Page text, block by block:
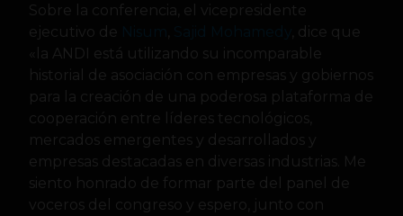
Sobre la conferencia, el vicepresidente
ejecutivo de
, dice que
«la ANDI está utilizando su incomparable
historial de asociación con empresas y gobiernos
para la creación de una poderosa plataforma de
cooperación entre líderes tecnológicos,
mercados emergentes y desarrollados y
empresas destacadas en diversas industrias. Me
siento honrado de formar parte del panel de
voceros del congreso y espero, junto con